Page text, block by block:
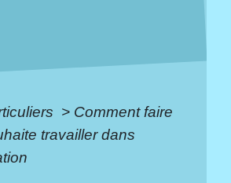
> Comment faire
travailler dans